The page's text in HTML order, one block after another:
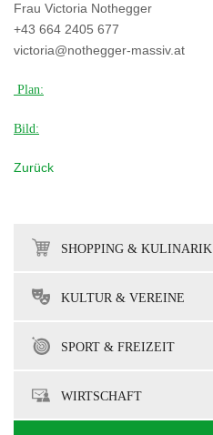
Frau Victoria Nothegger
+43 664 2405 677
victoria@nothegger-massiv.at
Plan:
Bild:
Zurück
SHOPPING & KULINARIK
KULTUR & VEREINE
SPORT & FREIZEIT
WIRTSCHAFT